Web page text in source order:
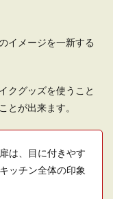
イメージを一新する
クグッズを使うこと
とが出来ます。
は、目に付きやす
ッチン全体の印象